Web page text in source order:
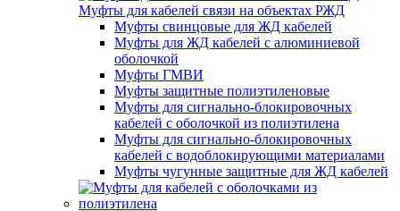
Муфты для кабелей связи на объектах РЖД
Муфты свинцовые для ЖД кабелей
Муфты для ЖД кабелей с алюминиевой
оболочкой
Муфты ГМВИ
Муфты защитные полиэтиленовые
Муфты для сигнально-блокировочных
кабелей с оболочкой из полиэтилена
Муфты для сигнально-блокировочных
кабелей с водоблокирующими материалами
Муфты чугунные защитные для ЖД кабелей